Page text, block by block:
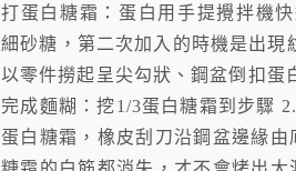
打蛋白糖霜：蛋白用手提攪拌機
細砂糖，第二次加入的時機是出現
以零件撈起呈尖勾狀、鋼盆倒扣蛋
完成麵糊：挖1/3蛋白糖霜到步驟
蛋白糖霜，橡皮刮刀沿鋼盆邊緣